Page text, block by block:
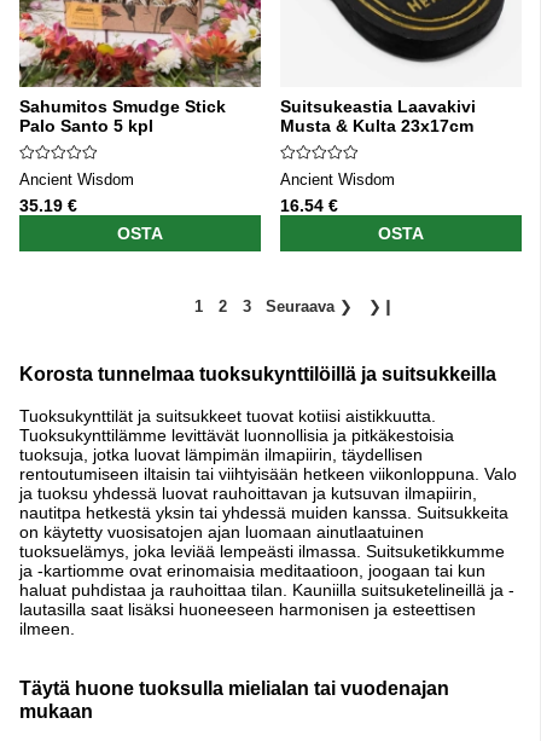
Sahumitos Smudge Stick
Palo Santo 5 kpl
Ancient Wisdom
35.19 €
OSTA
Suitsukeastia Laavakivi
Musta & Kulta 23x17cm
Ancient Wisdom
16.54 €
OSTA
1 2 3 Seuraava ❯ ❯❙
Korosta tunnelmaa tuoksukynttilöillä ja suitsukkeilla
Tuoksukynttilät ja suitsukkeet tuovat kotiisi aistikkuutta.
Tuoksukynttilämme levittävät luonnollisia ja pitkäkestoisia
tuoksuja, jotka luovat lämpimän ilmapiirin, täydellisen
rentoutumiseen iltaisin tai viihtyisään hetkeen viikonloppuna. Valo
ja tuoksu yhdessä luovat rauhoittavan ja kutsuvan ilmapiirin,
nautitpa hetkestä yksin tai yhdessä muiden kanssa. Suitsukkeita
on käytetty vuosisatojen ajan luomaan ainutlaatuinen
tuoksuelämys, joka leviää lempeästi ilmassa. Suitsuketikkumme
ja -kartiomme ovat erinomaisia meditaatioon, joogaan tai kun
haluat puhdistaa ja rauhoittaa tilan. Kauniilla suitsuketelineillä ja -
lautasilla saat lisäksi huoneeseen harmonisen ja esteettisen
ilmeen.
Täytä huone tuoksulla mielialan tai vuodenajan
mukaan